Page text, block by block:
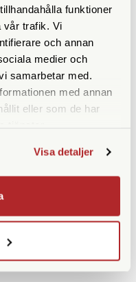
funktioner
vår trafik. Vi
och annan
medier och
samarbetar med.
med annan
eller som de har
Visa detaljer